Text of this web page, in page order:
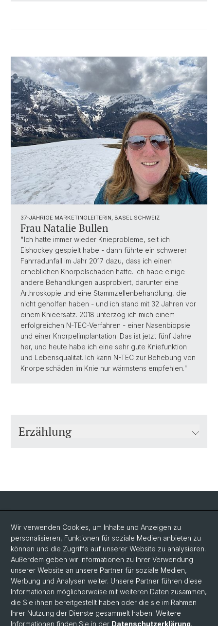
37-JÄHRIGE MARKETINGLEITERIN, BASEL SCHWEIZ
Frau Natalie Bullen
"Ich hatte immer wieder Knieprobleme, seit ich
Eishockey gespielt habe - dann führte ein schwerer
Fahrradunfall im Jahr 2017 dazu, dass ich einen
erheblichen Knorpelschaden hatte. Ich habe einige
andere Behandlungen ausprobiert, darunter eine
Arthroskopie und eine Stammzellenbehandlung, die
nicht geholfen haben - und ich stand mit 32 Jahren vor
einem Knieersatz. 2018 unterzog ich mich einem
erfolgreichen N-TEC-Verfahren - einer Nasenbiopsie
und einer Knorpelimplantation. Das ist jetzt fünf Jahre
her, und heute habe ich eine sehr gute Kniefunktion
und Lebensqualität. Ich kann N-TEC zur Behebung von
Knorpelschäden im Knie nur wärmstens empfehlen."
Erzählung
Social Media
LinkedIn
Bluesky
Vimeo
Wir verwenden Cookies, um Inhalte und Anzeigen zu
personalisieren, Funktionen für soziale Medien anbieten zu
können und die Zugriffe auf unserer Website zu analysieren.
Außerdem geben wir Informationen zu Ihrer Verwendung
unserer Website an unsere Partner für soziale Medien,
Werbung und Analysen weiter. Unsere Partner führen diese
Informationen möglicherweise mit weiteren Daten zusammen,
die Sie ihnen bereitgestellt haben oder die sie im Rahmen
Ihrer Nutzung der Dienste gesammelt haben. Weitere
Informationen finden Sie in der Datenschutzerklärung.